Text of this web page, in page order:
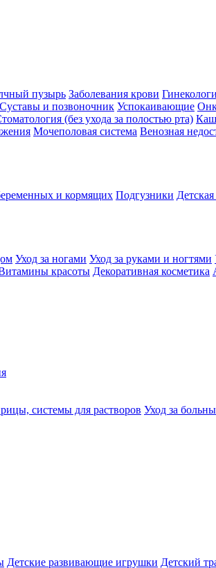
пузырь Заболевания крови
Суставы и позвоночник Успокаивающие
(без ухода за полостью рта)
Мочеполовая система Венозная
и кормящих Подгузники
Уход за ногами Уход за руками и ногтями
красоты Декоративная косметика
системы для растворов Уход за
Детские развивающие игрушки Детский